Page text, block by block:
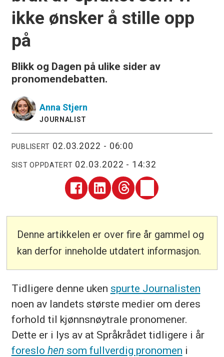
ikke ønsker å stille opp
på
Blikk og Dagen på ulike sider av
pronomendebatten.
Anna Stjern
JOURNALIST
PUBLISERT 02.03.2022 - 06:00
SIST OPPDATERT 02.03.2022 - 14:32
Denne artikkelen er over fire år gammel og
kan derfor inneholde utdatert informasjon.
Tidligere denne uken spurte Journalisten
noen av landets største medier om deres
forhold til kjønnsnøytrale pronomener.
Dette er i lys av at Språkrådet tidligere i år
foreslo hen som fullverdig pronomen i